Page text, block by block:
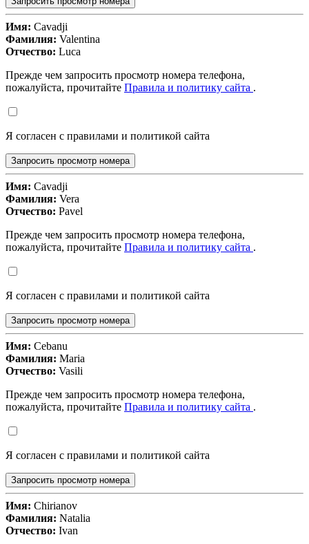
Имя: Cavadji
Фамилия: Valentina
Отчество: Luca
Прежде чем запросить просмотр номера телефона,
пожалуйста, прочитайте Правила и политику сайта .
Я согласен с правилами и политикой сайта
Запросить просмотр номера
Имя: Cavadji
Фамилия: Vera
Отчество: Pavel
Прежде чем запросить просмотр номера телефона,
пожалуйста, прочитайте Правила и политику сайта .
Я согласен с правилами и политикой сайта
Запросить просмотр номера
Имя: Cebanu
Фамилия: Maria
Отчество: Vasili
Прежде чем запросить просмотр номера телефона,
пожалуйста, прочитайте Правила и политику сайта .
Я согласен с правилами и политикой сайта
Запросить просмотр номера
Имя: Chirianov
Фамилия: Natalia
Отчество: Ivan